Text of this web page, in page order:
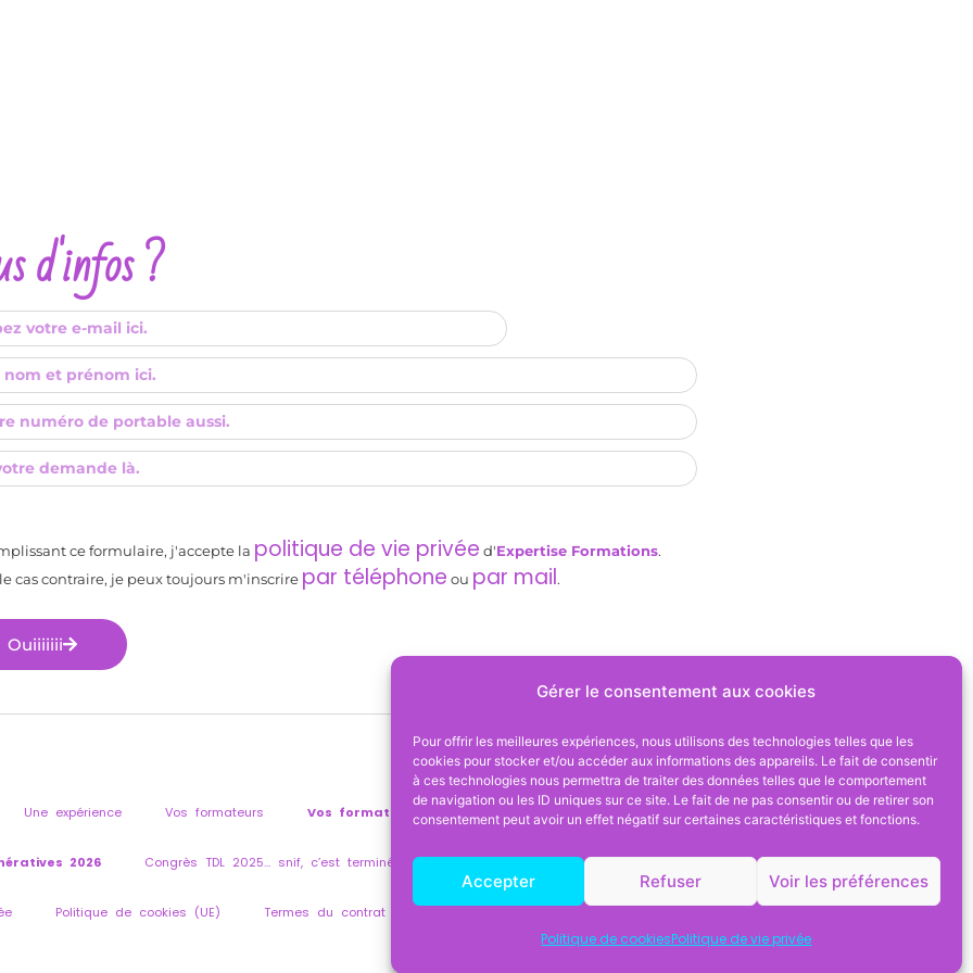
Gérer le consentement aux cookies
Pour offrir les meilleures expériences, nous utilisons des technologies telles que les
cookies pour stocker et/ou accéder aux informations des appareils. Le fait de consentir
à ces technologies nous permettra de traiter des données telles que le comportement
de navigation ou les ID uniques sur ce site. Le fait de ne pas consentir ou de retirer son
consentement peut avoir un effet négatif sur certaines caractéristiques et fonctions.
Accepter Refuser Voir les préférences
Politique de cookiesPolitique de vie privée
d'infos ?
ce formulaire, j'accepte la politique de vie privée d'Expertise Formations.
cas contraire, je peux toujours m'inscrire par téléphone ou par mail.
Ouiiiiiii
Une expérience Vos formateurs Vos formations
2026 Congrès TDL 2025… snif, c’est terminé Contact
Politique de cookies (UE) Termes du contrat
© 2025Expertise
FormationsAsbl
Expertise Formationsasbl
BE 0773.483.245
Rue Tramaka 52 5300 Andenne
(Belgique)
N° de compte : BE20 7512 1136 4656